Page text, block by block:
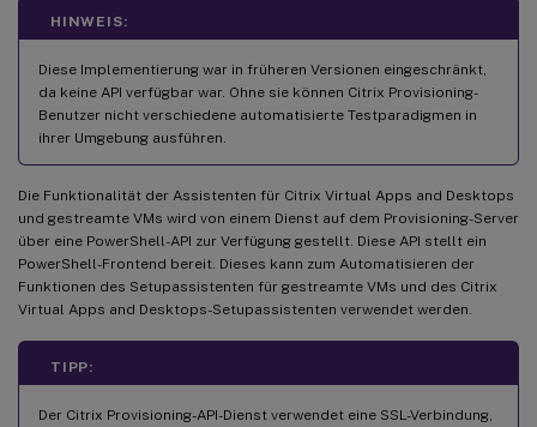
HINWEIS:
Diese Implementierung war in früheren Versionen eingeschränkt,
da keine API verfügbar war. Ohne sie können Citrix Provisioning-
Benutzer nicht verschiedene automatisierte Testparadigmen in
ihrer Umgebung ausführen.
Die Funktionalität der Assistenten für Citrix Virtual Apps and Desktops
und gestreamte VMs wird von einem Dienst auf dem Provisioning-Server
über eine PowerShell-API zur Verfügung gestellt. Diese API stellt ein
PowerShell-Frontend bereit. Dieses kann zum Automatisieren der
Funktionen des Setupassistenten für gestreamte VMs und des Citrix
Virtual Apps and Desktops-Setupassistenten verwendet werden.
TIPP:
Der Citrix Provisioning-API-Dienst verwendet eine SSL-Verbindung,